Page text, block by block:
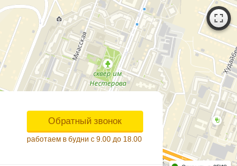
Работает на API 2ГИС
Обратный звонок
работаем в будни с 9.00 до 18.00